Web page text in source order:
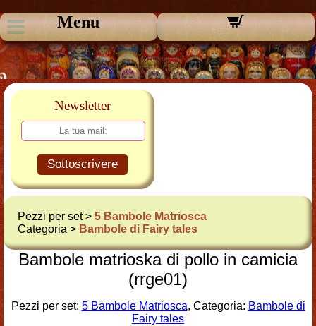
Menu
Newsletter
Sottoscrivere
Pezzi per set > 5 Bambole Matriosca
Categoria > Bambole di Fairy tales
Bambole matrioska di pollo in camicia
(rrge01)
Pezzi per set: 5 Bambole Matriosca, Categoria: Bambole di
Fairy tales